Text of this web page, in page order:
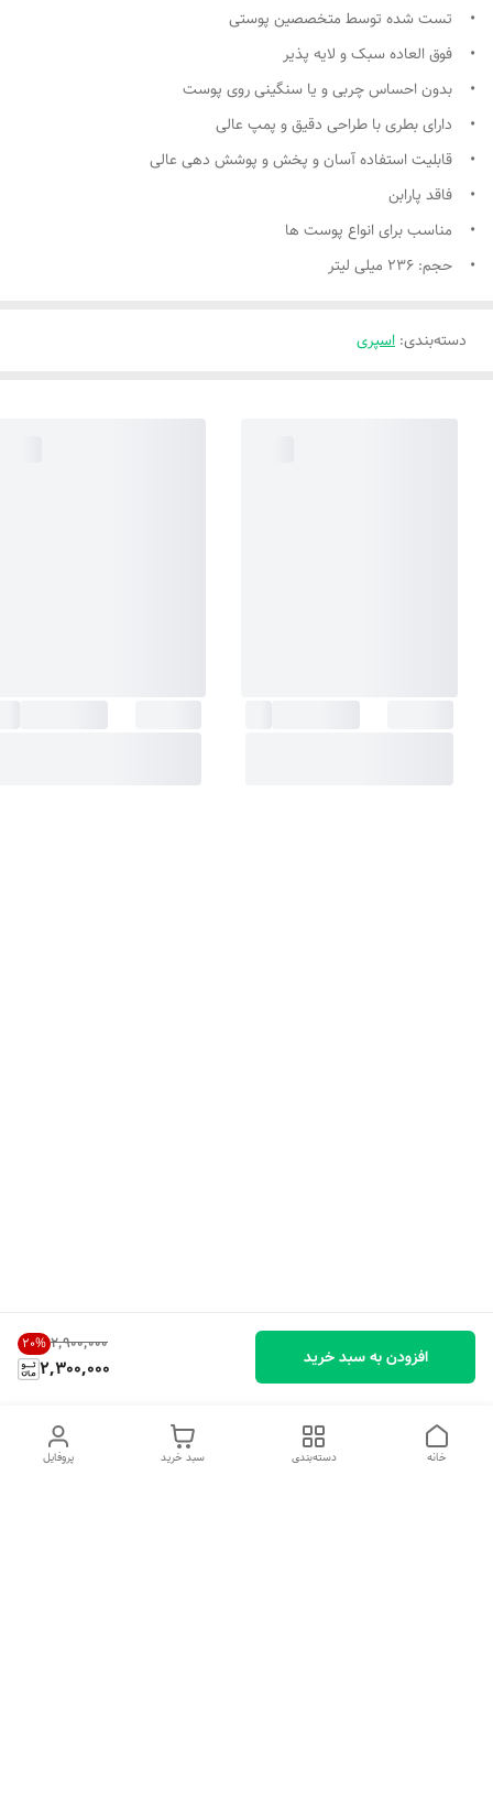
۲٬۹۰۰٬۰۰۰ 20%
2,300,000 افزودن به سبد خرید
• تست شده توسط متخصصین پوستی
• فوق العاده سبک و لایه پذیر
• بدون احساس چربی و یا سنگینی روی پوست
• دارای بطری با طراحی دقیق و پمپ عالی
• قابلیت استفاده آسان و پخش و پوشش دهی عالی
• فاقد پارابن
• مناسب برای انواع پوست ها
• حجم: 236 میلی لیتر
دسته‌بندی: اسپری
پروفایل سبد خرید دسته‌بندی خانه